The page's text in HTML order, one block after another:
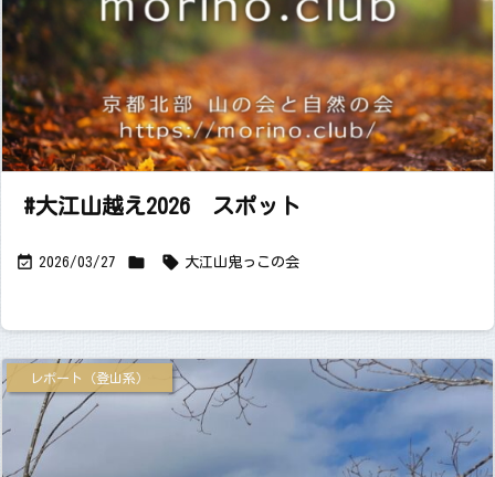
#大江山越え2026 スポット
 2026/03/27   大江山 鬼っこの会
レポート（登山系）